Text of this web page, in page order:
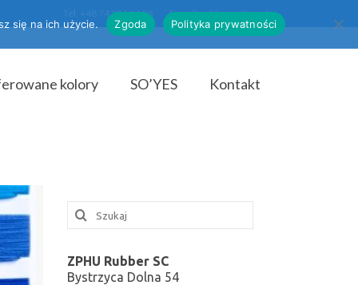
Tel. +48 74 851 61 55 E-mail: rubbersc@wp.pl
kolory SO’YES Kontakt
ZPHU Rubber SC
Bystrzyca Dolna 54
się na ich użycie. Zgoda Polityka prywatności